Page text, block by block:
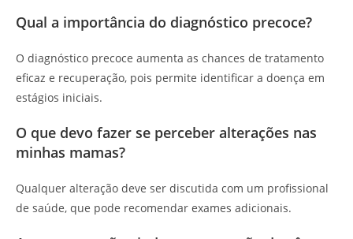
Qual a importância do diagnóstico precoce?
O diagnóstico precoce aumenta as chances de tratamento
eficaz e recuperação, pois permite identificar a doença em
estágios iniciais.
O que devo fazer se perceber alterações nas
minhas mamas?
Qualquer alteração deve ser discutida com um profissional
de saúde, que pode recomendar exames adicionais.